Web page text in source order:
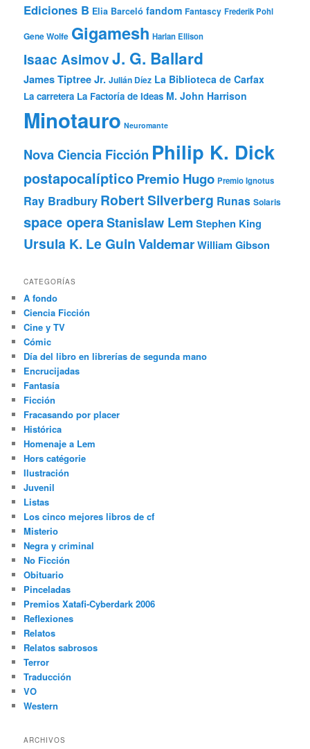
Ediciones B Elia Barceló fandom Fantascy Frederik Pohl
Gene Wolfe Gigamesh Harlan Ellison
Isaac AsimovJ. G. Ballard
James Tiptree Jr. Julián Díez La Biblioteca de Carfax
La carretera La Factoría de Ideas M. John Harrison
Minotauro Neuromante
Nova Ciencia Ficción Philip K. Dick
postapocalípticoPremio Hugo Premio Ignotus
Ray Bradbury Robert Silverberg Runas Solaris
space operaStanislaw Lem Stephen King
Ursula K. Le GuinValdemarWilliam Gibson
CATEGORÍAS
A fondo
Ciencia Ficción
Cine y TV
Cómic
Día del libro en librerías de segunda mano
Encrucijadas
Fantasía
Ficción
Fracasando por placer
Histórica
Homenaje a Lem
Hors catégorie
Ilustración
Juvenil
Listas
Los cinco mejores libros de cf
Misterio
Negra y criminal
No Ficción
Obituario
Pinceladas
Premios Xatafi-Cyberdark 2006
Reflexiones
Relatos
Relatos sabrosos
Terror
Traducción
VO
Western
ARCHIVOS